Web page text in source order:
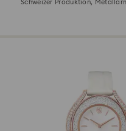
Schweizer Produktion,